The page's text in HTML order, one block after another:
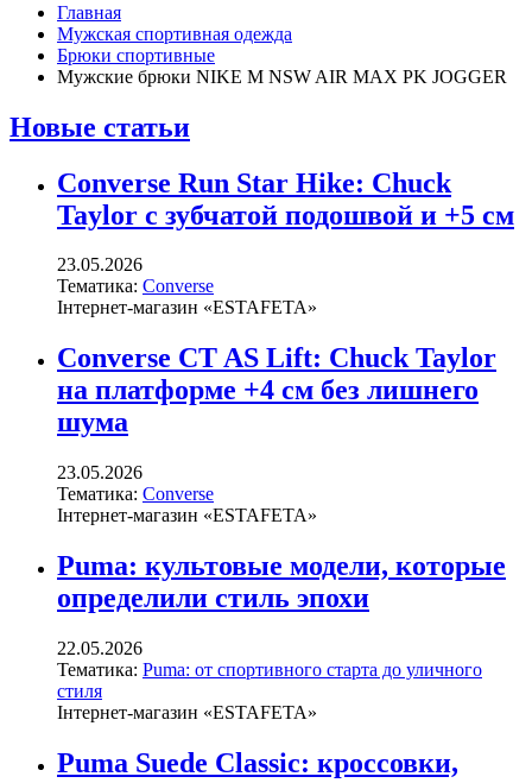
Главная
Мужская спортивная одежда
Брюки спортивные
Мужские брюки NIKE M NSW AIR MAX PK JOGGER
Новые статьи
Converse Run Star Hike: Chuck
Taylor с зубчатой подошвой и +5 см
23.05.2026
Тематика: Converse
Інтернет-магазин «ESTAFETA»
Converse CT AS Lift: Chuck Taylor
на платформе +4 см без лишнего
шума
23.05.2026
Тематика: Converse
Інтернет-магазин «ESTAFETA»
Puma: культовые модели, которые
определили стиль эпохи
22.05.2026
Тематика: Puma: от спортивного старта до уличного
стиля
Інтернет-магазин «ESTAFETA»
Puma Suede Classic: кроссовки,